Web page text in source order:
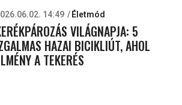
14:49 Életmód
VILÁGNAPJA: 5
HAZAI BICIKLIÚT, AHOL
A TEKERÉS